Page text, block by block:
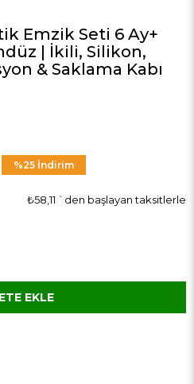
Emzik Seti 6 Ay+
| İkili, Silikon,
& Saklama Kabı
%25 İndirim
₺58,11 `den başlayan taksitlerle